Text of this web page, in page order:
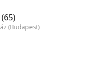
(Budapest)